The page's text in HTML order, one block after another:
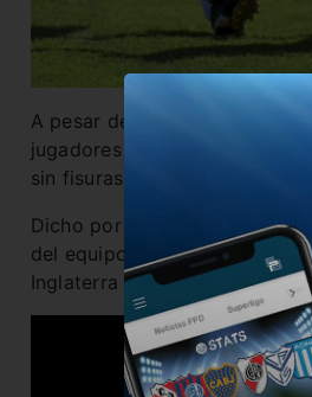
A pesar de la corta diferencia
jugadores del plantel del
sin fisuras en Puebla.
Dicho por el propio Diego
del equipo en todo el
Inglaterra y la mismísima final